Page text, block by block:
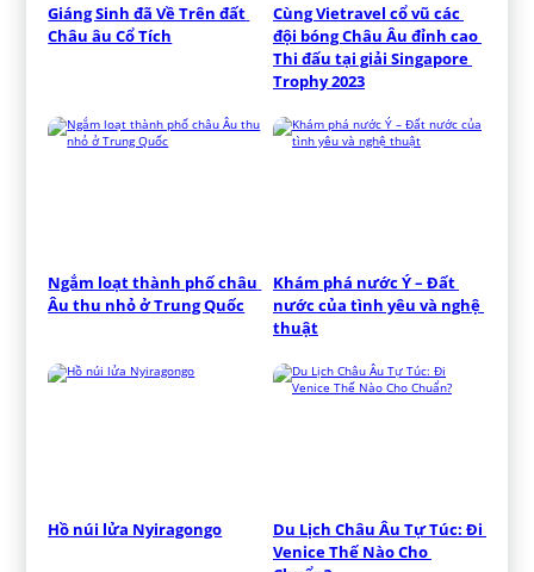
Giáng Sinh đã Về Trên đất
Châu âu Cổ Tích
Cùng Vietravel cổ vũ các
đội bóng Châu Âu đỉnh cao
Thi đấu tại giải Singapore
Trophy 2023
Ngắm loạt thành phố châu
Âu thu nhỏ ở Trung Quốc
Khám phá nước Ý – Đất
nước của tình yêu và nghệ
thuật
Hồ núi lửa Nyiragongo
Du Lịch Châu Âu Tự Túc: Đi
Venice Thế Nào Cho